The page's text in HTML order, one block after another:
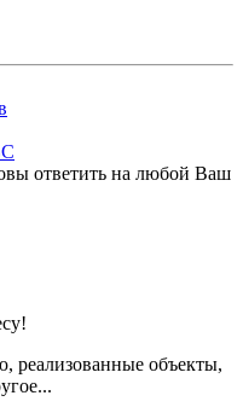
ответить на любой Ваш
реализованные объекты,